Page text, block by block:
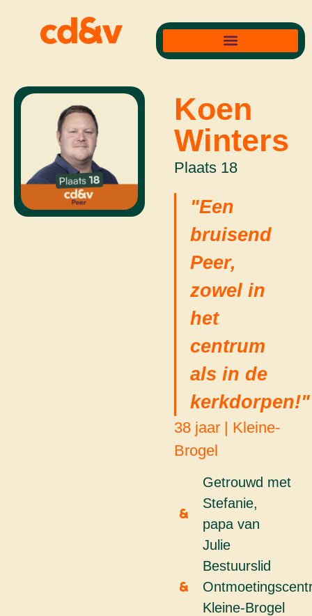
Koen
Winters
Plaats 18
"Een
bruisend
Peer,
zowel in
het
centrum
als in de
kerkdorpen!"
38 jaar | Kleine-
Brogel
Getrouwd met
Stefanie,
papa van
Julie
Bestuurslid
Kleine-Brogel